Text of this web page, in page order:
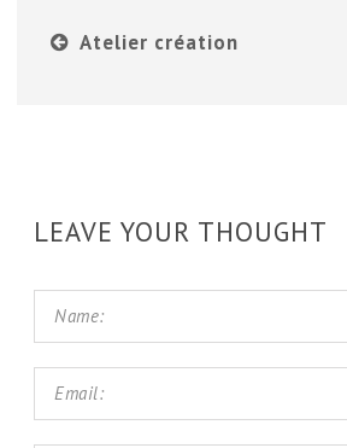
Atelier création
LEAVE YOUR THOUGHT